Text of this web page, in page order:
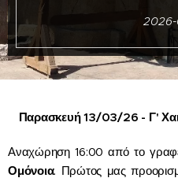
Παρασκευή 13/03/26 - Γ'
Αναχώρηση 16:00 από το
Ομόνοια. Πρώτος μας